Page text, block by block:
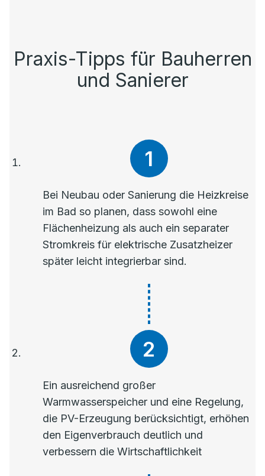
Praxis-Tipps für Bauherren
und Sanierer
Bei Neubau oder Sanierung die Heizkreise
im Bad so planen, dass sowohl eine
Flächenheizung als auch ein separater
Stromkreis für elektrische Zusatzheizer
später leicht integrierbar sind.
Ein ausreichend großer
Warmwasserspeicher und eine Regelung,
die PV-Erzeugung berücksichtigt, erhöhen
den Eigenverbrauch deutlich und
verbessern die Wirtschaftlichkeit